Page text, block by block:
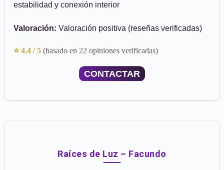
estabilidad y conexión interior
Valoración: Valoración positiva (reseñas verificadas)
⭐ 4.4 / 5 (basado en 22 opiniones verificadas)
CONTACTAR
Raíces de Luz – Facundo